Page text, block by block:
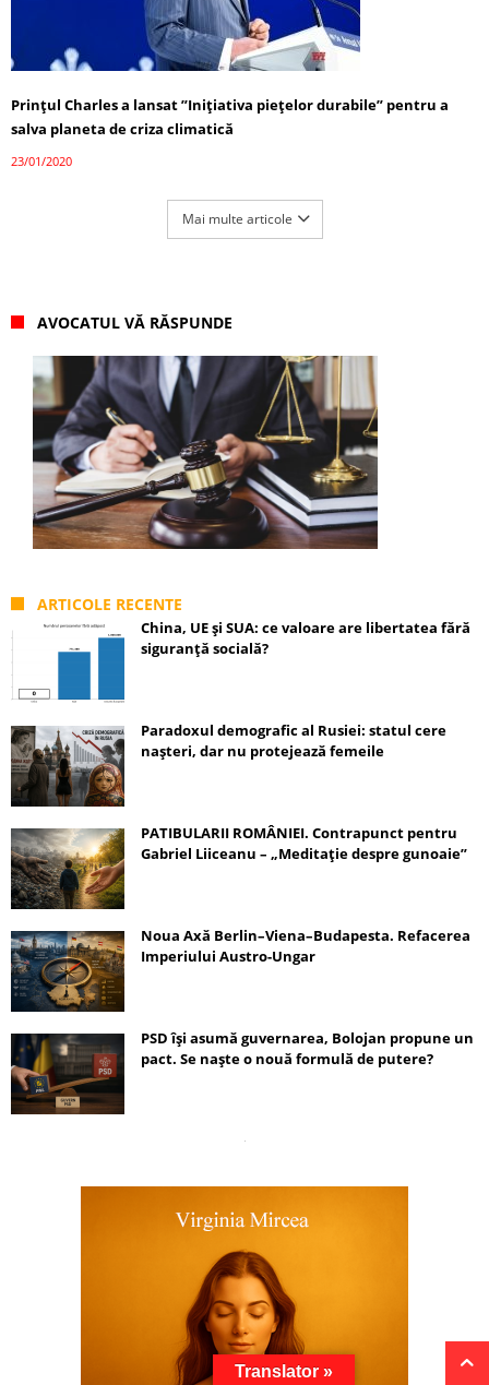
Prințul Charles a lansat ”Inițiativa piețelor durabile” pentru a
salva planeta de criza climatică
23/01/2020
Mai multe articole
AVOCATUL VĂ RĂSPUNDE
ARTICOLE RECENTE
China, UE și SUA: ce valoare are libertatea fără
siguranță socială?
Paradoxul demografic al Rusiei: statul cere
nașteri, dar nu protejează femeile
PATIBULARII ROMÂNIEI. Contrapunct pentru
Gabriel Liiceanu – „Meditație despre gunoaie”
Noua Axă Berlin–Viena–Budapesta. Refacerea
Imperiului Austro-Ungar
PSD își asumă guvernarea, Bolojan propune un
pact. Se naște o nouă formulă de putere?
Translator »